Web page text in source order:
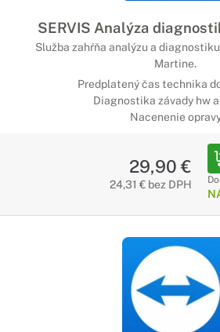
SERVIS Analýza
Služba zahŕňa analýzu a
Martine.
Predplatený čas technika
Diagnostika závady hw
Nacenenie
29,90 €
24,31 € bez DPH